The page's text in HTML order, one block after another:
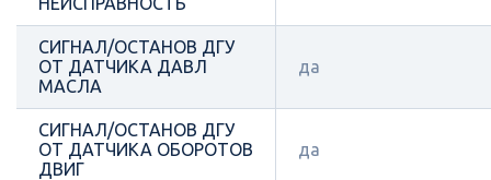
СИГНАЛ/ОСТАНОВ ДГУ
ОТ ДАТЧИКА ДАВЛ
МАСЛА
да
СИГНАЛ/ОСТАНОВ ДГУ
ОТ ДАТЧИКА ОБОРОТОВ
ДВИГ
да